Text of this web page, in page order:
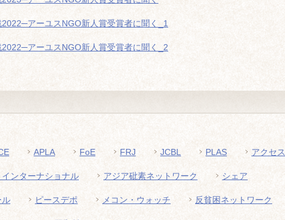
アーユスNGO新人賞受賞者に聞く_1
アーユスNGO新人賞受賞者に聞く_2
APLA FoE FRJ JCBL PLAS アクセス
ンターナショナル アジア砒素ネットワーク シェア
ル ピースデポ メコン・ウォッチ 反貧困ネットワーク